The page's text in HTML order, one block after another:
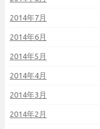
2014年7月
2014年6月
2014年5月
2014年4月
2014年3月
2014年2月